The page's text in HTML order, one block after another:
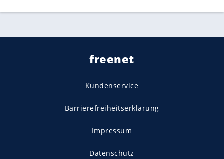
freenet
Kundenservice
Barrierefreiheitserklärung
Impressum
Datenschutz